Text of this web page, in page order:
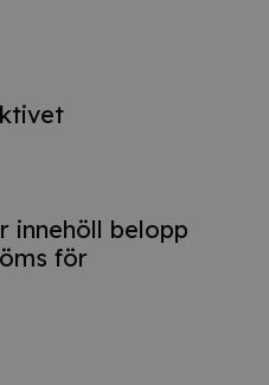
innehöll belopp
för